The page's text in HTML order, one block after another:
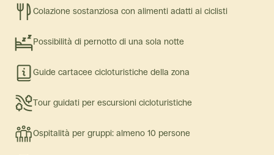
Colazione sostanziosa con alimenti adatti ai ciclisti
Possibilità di pernotto di una sola notte
Guide cartacee cicloturistiche della zona
Tour guidati per escursioni cicloturistiche
Ospitalità per gruppi: almeno 10 persone